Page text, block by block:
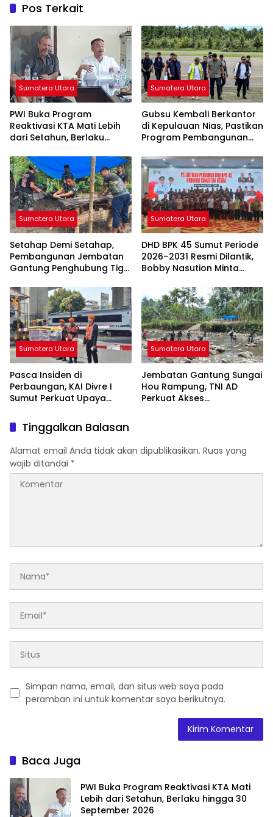
Pos Terkait
Sumatera Utara
PWI Buka Program
Reaktivasi KTA Mati Lebih
dari Setahun, Berlaku
Sumatera Utara
Gubsu Kembali Berkantor
di Kepulauan Nias, Pastikan
Program Pembangunan
Sumatera Utara
Setahap Demi Setahap,
Pembangunan Jembatan
Gantung Penghubung Tiga
Terwujud
Sumatera Utara
DHD BPK 45 Sumut Periode
2026–2031 Resmi Dilantik,
Bobby Nasution Minta
Ditularkan ke Generasi
Muda
Sumatera Utara
Pasca Insiden di
Perbaungan, KAI Divre I
Sumut Perkuat Upaya
Perlintasan Sebidang
Sumatera Utara
Jembatan Gantung Sungai
Hou Rampung, TNI AD
Perkuat Akses
Tinggalkan Balasan
Alamat email Anda tidak akan dipublikasikan. Ruas yang
wajib ditandai *
Simpan nama, email, dan situs web saya pada
peramban ini untuk komentar saya berikutnya.
Baca Juga
PWI Buka Program Reaktivasi KTA Mati
Lebih dari Setahun, Berlaku hingga 30
September 2026